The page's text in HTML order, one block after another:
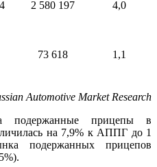
2 580 197 4,0
73 618 1,1
Automotive Market Research
подержанные прицепы в
на 7,9% к АППГ до 1
подержанных прицепов